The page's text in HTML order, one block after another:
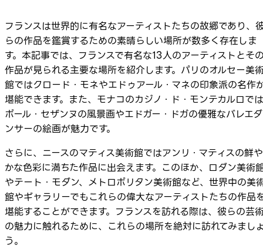
フランスは世界的に有名なアーティストたちの故郷であり、
らの作品を鑑賞するための素晴らしい場所が数多く存在しま
す。本記事では、フランスで有名な13人のアーティストとそ
作品が見られる主要な場所を紹介します。パリのオルセー美
館ではクロード・モネやエドゥアール・マネの印象派の名作
堪能できます。また、モナコのカジノ・ド・モンテカルロでは
ポール・セザンヌの風景画やエドガー・ドガの優雅なバレエダ
ンサーの絵画が魅力です。
さらに、ニースのマティス美術館ではアンリ・マティスの鮮や
かな色彩に満ちた作品に出会えます。このほか、ロダン美術
やテート・モダン、メトロポリタン美術館など、世界中の美
館やギャラリーでもこれらの偉大なアーティストたちの作品
堪能することができます。フランスを訪れる際は、彼らの芸
の魅力に触れるために、これらの場所を絶対に訪れてみまし
う。